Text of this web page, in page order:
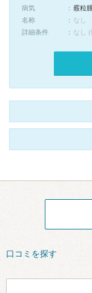
病気
霰粒
名称
なし
詳細条件
なし
口コミを探す